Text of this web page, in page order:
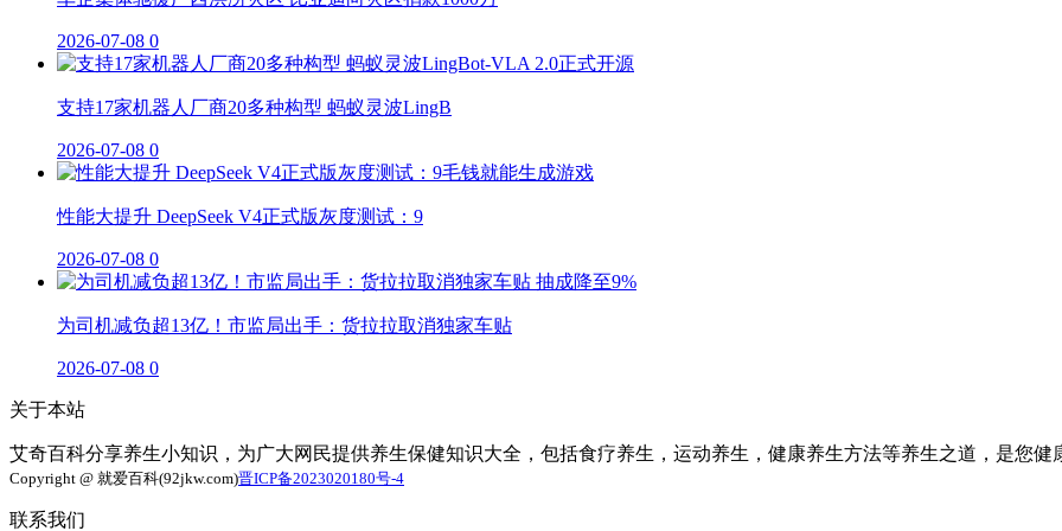
2026-07-08 0
支持17家机器人厂商20多种构型 蚂蚁灵波LingB
2026-07-08 0
性能大提升 DeepSeek V4正式版灰度测试：9
2026-07-08 0
为司机减负超13亿！市监局出手：货拉拉取消独家车贴
2026-07-08 0
关于本站
艾奇百科分享养生小知识，为广大网民提供养生保健知识大全，包括食疗养生，运动养生，健康养生方法等养生之道，是您健
Copyright @ 就爱百科(92jkw.com)晋ICP备2023020180号-4
联系我们